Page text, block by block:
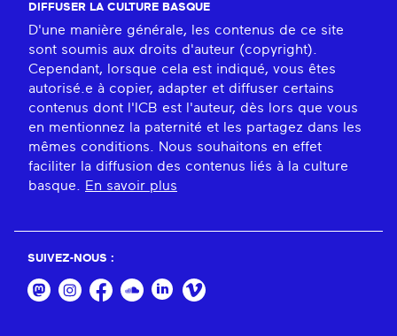
DIFFUSER LA CULTURE BASQUE
D'une manière générale, les contenus de ce site
sont soumis aux droits d'auteur (copyright).
Cependant, lorsque cela est indiqué, vous êtes
autorisé.e à copier, adapter et diffuser certains
contenus dont l'ICB est l'auteur, dès lors que vous
en mentionnez la paternité et les partagez dans les
mêmes conditions. Nous souhaitons en effet
faciliter la diffusion des contenus liés à la culture
basque. En savoir plus
SUIVEZ-NOUS :